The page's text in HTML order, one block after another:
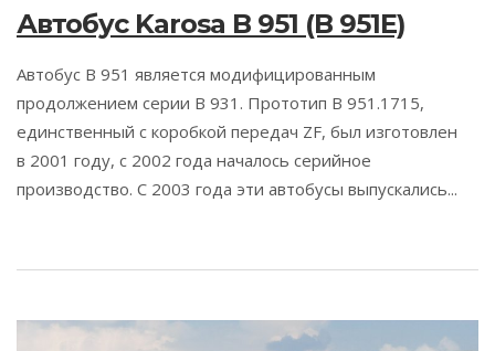
Автобус Karosa B 951 (B 951E)
Автобус B 951 является модифицированным
продолжением серии B 931. Прототип B 951.1715,
единственный с коробкой передач ZF, был изготовлен
в 2001 году, с 2002 года началось серийное
производство. С 2003 года эти автобусы выпускались...